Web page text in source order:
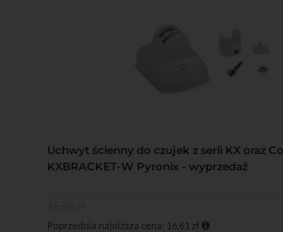
Uchwyt ścienny do czujek z serii KX oraz
KXBRACKET-W Pyronix - wyprzedaż
Poprzednia najniższa cena: 16,61 zł